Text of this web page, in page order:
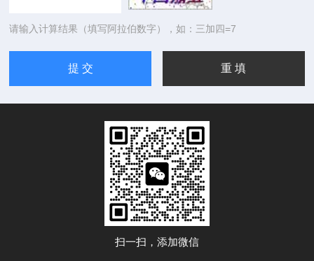
请输入计算结果（填写阿拉伯数字），如：三加四=7
扫一扫，添加微信